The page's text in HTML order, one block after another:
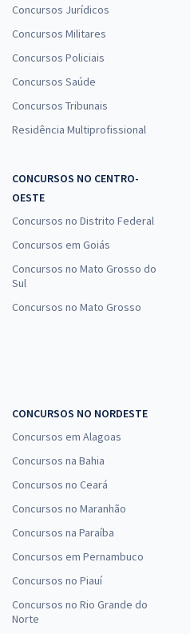
Concursos Jurídicos
Concursos Militares
Concursos Policiais
Concursos Saúde
Concursos Tribunais
Residência Multiprofissional
CONCURSOS NO CENTRO-
OESTE
Concursos no Distrito Federal
Concursos em Goiás
Concursos no Mato Grosso do
Sul
Concursos no Mato Grosso
CONCURSOS NO NORDESTE
Concursos em Alagoas
Concursos na Bahia
Concursos no Ceará
Concursos no Maranhão
Concursos na Paraíba
Concursos em Pernambuco
Concursos no Piauí
Concursos no Rio Grande do
Norte